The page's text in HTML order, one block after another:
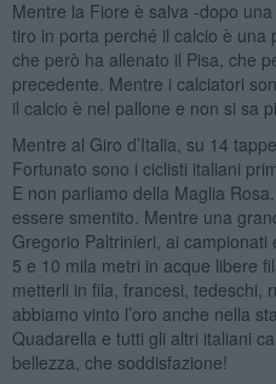
Mentre la Fiore è salva -dopo
tiro in porta perché il calcio è una
che però ha allenato il Pisa, che
precedente. Mentre i calciatori
il calcio è nel pallone e non si sa
Mentre al Giro d’Italia, su 14
Fortunato sono i ciclisti italiani
E non parliamo della Maglia
essere smentito. Mentre una
Gregorio Paltrinieri, ai
5 e 10 mila metri in acque libere
metterli in fila, francesi, tedeschi,
abbiamo vinto l’oro anche nella
Quadarella e tutti gli altri italiani
bellezza, che soddisfazione!